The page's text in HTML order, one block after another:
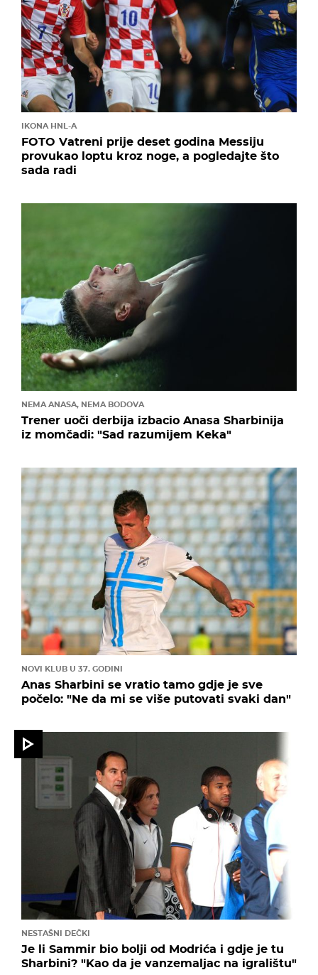
IKONA HNL-A
FOTO Vatreni prije deset godina Messiju
provukao loptu kroz noge, a pogledajte što
sada radi
NEMA ANASA, NEMA BODOVA
Trener uoči derbija izbacio Anasa Sharbinija
iz momčadi: "Sad razumijem Keka"
NOVI KLUB U 37. GODINI
Anas Sharbini se vratio tamo gdje je sve
počelo: "Ne da mi se više putovati svaki dan"
NESTAŠNI DEČKI
Je li Sammir bio bolji od Modrića i gdje je tu
Sharbini? "Kao da je vanzemaljac na igralištu"